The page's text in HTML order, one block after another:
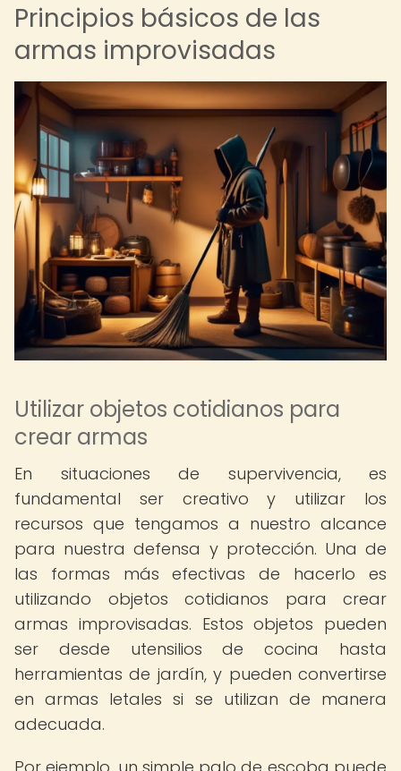
Principios básicos de las
armas improvisadas
Utilizar objetos cotidianos para
crear armas
En situaciones de supervivencia, es
fundamental ser creativo y utilizar los
recursos que tengamos a nuestro alcance
para nuestra defensa y protección. Una de
las formas más efectivas de hacerlo es
utilizando objetos cotidianos para crear
armas improvisadas. Estos objetos pueden
ser desde utensilios de cocina hasta
herramientas de jardín, y pueden convertirse
en armas letales si se utilizan de manera
adecuada.